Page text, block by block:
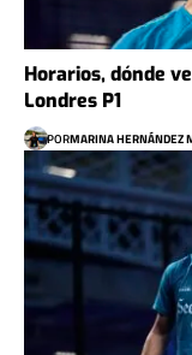
Horarios, dónde
Londres P1
PORMARINA HERNÁNDEZ